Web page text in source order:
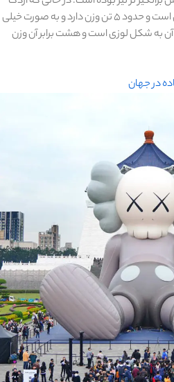
جهانگردی(692)
غذا و خوراک
مناطق خاص و رومانتیک
(65)
هتل ها(701)
[search_hotel]
محبوب
ترین
آخرین
مقالات
منتخب
سردبیر